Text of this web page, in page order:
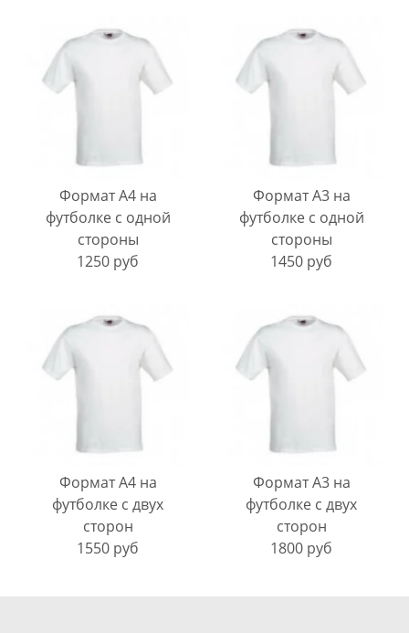
Формат А4 на
футболке с одной
стороны
1250 руб
Формат А3 на
футболке с одной
стороны
1450 руб
Формат А4 на
футболке с двух
сторон
1550 руб
Формат А3 на
футболке с двух
сторон
1800 руб